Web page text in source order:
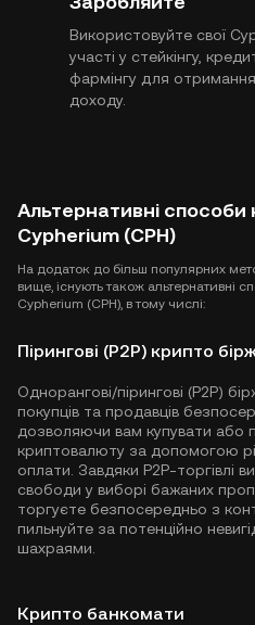
Використовуйте свої
участі у стейкінгу,
фармінгу для
доходу.
Альтернативні способи
Cypherium (CPH)
На додаток до більш популярних
вище, існують також альтернативні
Cypherium (CPH), в тому числі:
Пірингові (P2P) крипто
Однорангові/пірингові (P2P)
покупців та продавців
дозволяючи вам купувати або
криптовалюту за допомогою
оплати. Завдяки P2P-торгівлі
свободи у виборі бажаних
торгуєте безпосередньо з
пильнуйте за потенційно
шахраями.
Крипто банкомати